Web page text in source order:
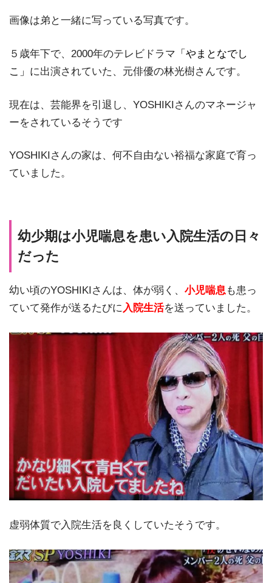
画像は弟と一緒に写っている写真です。
５歳年下で、2000年のテレビドラマ 「やまとなでし
こ」 に出演されていた、元俳優の林光樹さんです。
現在は、芸能界を引退し、YOSHIKIさんのマネージャ
ーをされているそうです
YOSHIKIさんの家は、何不自由ない裕福な家庭で育っ
ていました。
幼少期は小児喘息を患い入院生活の日々
だった
幼い頃のYOSHIKIさんは、体が弱く、 小児喘息も患っ
ていて発作が送るたびに入院生活を送っていました。
虚弱体質で入院生活を良くしていたそうです。